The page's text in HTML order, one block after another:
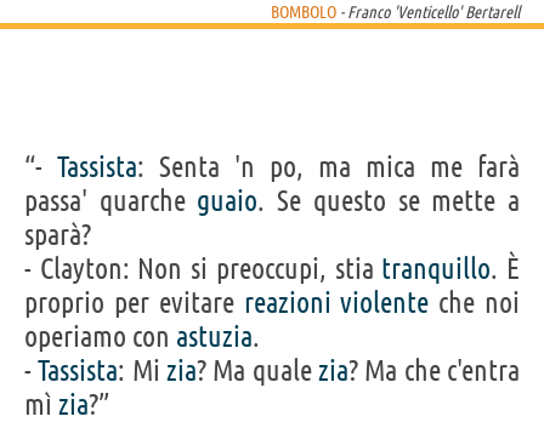
BOMBOLO - Franco 'Venticello' Bertarell
“- Tassista: Senta 'n po, ma mica me farà
passa' quarche guaio. Se questo se mette a
sparà?
- Clayton: Non si preoccupi, stia tranquillo. È
proprio per evitare reazioni violente che noi
operiamo con astuzia.
-Tassista: Mizia? Ma qualezia? Ma che c'entra
mì zia?”